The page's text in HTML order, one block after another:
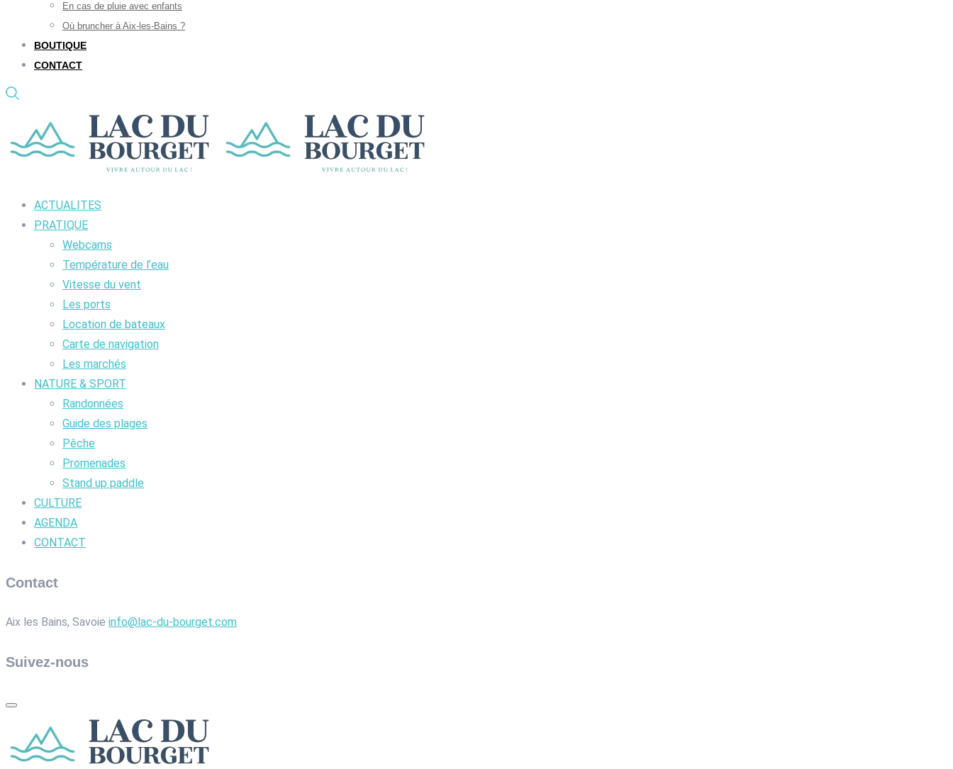
En cas de pluie avec enfants
Où bruncher à Aix-les-Bains ?
BOUTIQUE
CONTACT
ACTUALITES
PRATIQUE
Webcams
Température de l’eau
Vitesse du vent
Les ports
Location de bateaux
Carte de navigation
Les marchés
NATURE & SPORT
Randonnées
Guide des plages
Pêche
Promenades
Stand up paddle
CULTURE
AGENDA
CONTACT
Contact
Aix les Bains, Savoie info@lac-du-bourget.com
Suivez-nous